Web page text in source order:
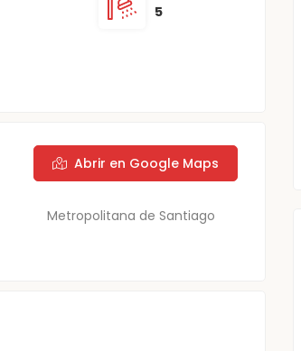
5
Abrir en Google Maps
Metropolitana de Santiago